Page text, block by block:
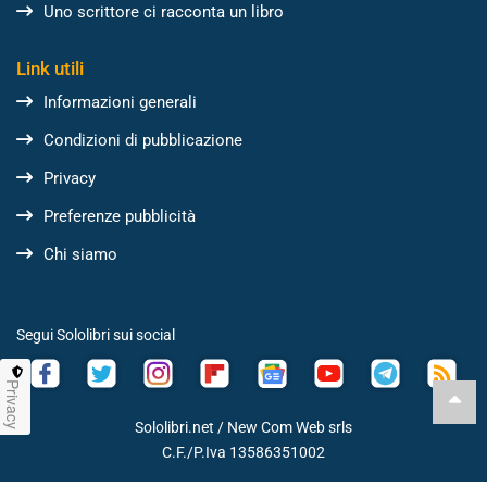
Uno scrittore ci racconta un libro
Link utili
Informazioni generali
Condizioni di pubblicazione
Privacy
Preferenze pubblicità
Chi siamo
Segui Sololibri sui social
Sololibri.net / New Com Web srls
C.F./P.Iva 13586351002
Privacy